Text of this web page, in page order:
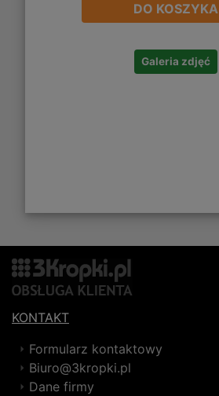
DO KOSZYKA
Galeria zdjęć
KONTAKT
Formularz kontaktowy
Biuro@3kropki.pl
Dane firmy